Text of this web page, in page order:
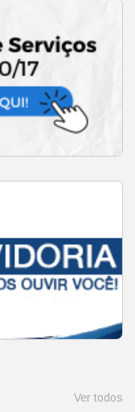
Ver todos